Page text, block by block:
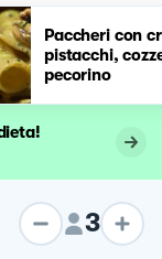
Paccheri con
pistacchi,
pecorino
3